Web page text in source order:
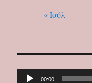
« Ιούλ
Πρόγραμμα
00:00